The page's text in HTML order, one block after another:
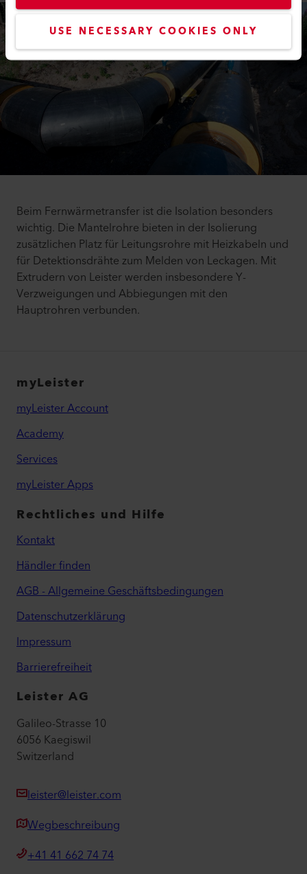
USE NECESSARY COOKIES ONLY
Beim Fernwärmetransfer ist die Isolation besonders
wichtig. Die Mantelrohre bieten in der Isolierung
zusätzlichen Platz für Leitungsrohre mit Heizkabeln und
für Detektionsdrähte zum Melden von Leckagen. Mit
Extrudern von Leister werden insbesondere Y-
Verzweigungen und Abbiegungen mit den
Hauptrohren verbunden.
myLeister
myLeister Account
Academy
Services
myLeister Apps
Rechtliches und Hilfe
Kontakt
Händler finden
AGB - Allgemeine Geschäftsbedingungen
Datenschutzerklärung
Impressum
Barrierefreiheit
Leister AG
Galileo-Strasse 10
6056 Kaegiswil
Switzerland
leister@leister.com
Wegbeschreibung
+41 41 662 74 74